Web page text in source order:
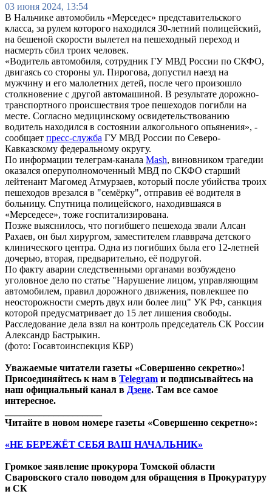
03 июня 2024, 13:54
В Нальчике автомобиль «Мерседес» представительского
класса, за рулем которого находился 30-летний полицейский,
на бешеной скорости вылетел на пешеходный переход и
насмерть сбил троих человек.
«Водитель автомобиля, сотрудник ГУ МВД России по СКФО,
двигаясь со стороны ул. Пирогова, допустил наезд на
мужчину и его малолетних детей, после чего произошло
столкновение с другой автомашиной. В результате дорожно-
транспортного происшествия трое пешеходов погибли на
месте. Согласно медицинскому освидетельствованию
водитель находился в состоянии алкогольного опьянения», -
сообщает пресс-служба ГУ МВД России по Северо-
Кавказскому федеральному округу.
По информации телеграм-канала Mash, виновником трагедии
оказался оперуполномоченный МВД по СКФО старший
лейтенант Магомед Атмурзаев, который после убийства троих
пешеходов врезался в "семёрку", отправив её водителя в
больницу. Спутница полицейского, находившаяся в
«Мерседесе», тоже госпитализирована.
Позже выяснилось, что погибшего пешехода звали Алсан
Рахаев, он был хирургом, заместителем главврача детского
клинического центра. Одна из погибших была его 12-летней
дочерью, вторая, предварительно, её подругой.
По факту аварии следственными органами возбуждено
уголовное дело по статье "Нарушение лицом, управляющим
автомобилем, правил дорожного движения, повлекшее по
неосторожности смерть двух или более лиц" УК РФ, санкция
которой предусматривает до 15 лет лишения свободы.
Расследование дела взял на контроль председатель СК России
Александр Бастрыкин.
(фото: Госавтоинспекция КБР)
Уважаемые читатели газеты «Совершенно секретно»!
Присоединяйтесь к нам в Telegram и подписывайтесь на
наш официальный канал в Дзене. Там все самое
интересное.
Читайте в новом номере газеты «Совершенно секретно»:
«НЕ БЕРЕЖЁТ СЕБЯ ВАШ НАЧАЛЬНИК»
Громкое заявление прокурора Томской области
Сваровского стало поводом для обращения в Прокуратуру
и СК